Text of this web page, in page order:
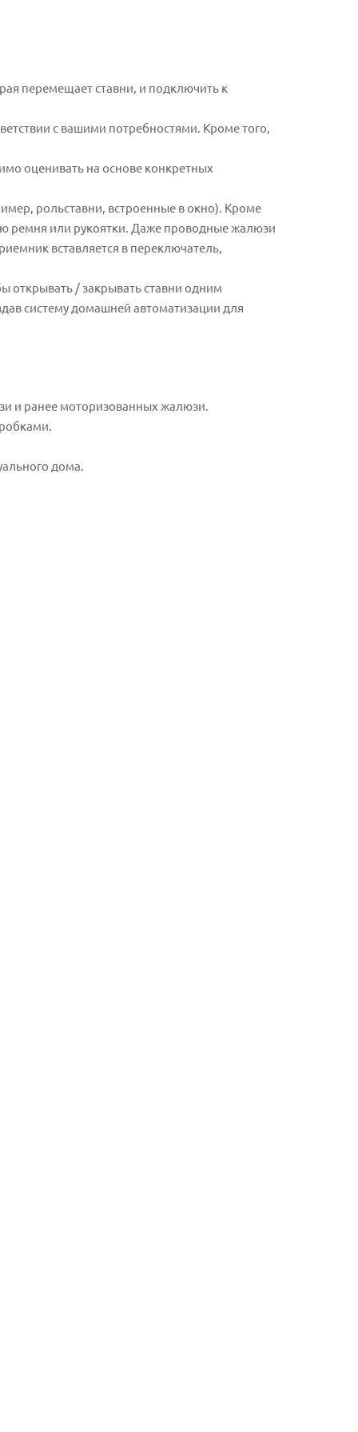
перемещает ставни, и подключить к
с вашими потребностями. Кроме того,
оценивать на основе конкретных
рольставни, встроенные в окно). Кроме
ремня или рукоятки. Даже проводные жалюзи
вставляется в переключатель,
открывать / закрывать ставни одним
систему домашней автоматизации для
и ранее моторизованных жалюзи.
дома.